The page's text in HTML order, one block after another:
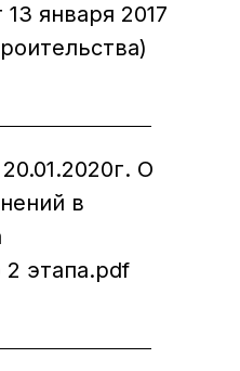
января 2017
О
в
2 этапа.pdf